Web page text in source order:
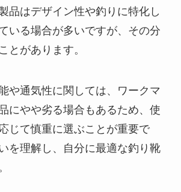
品はデザイン性や釣りに特化し
いる場合が多いですが、その分
とがあります。
や通気性に関しては、ワークマ
にやや劣る場合もあるため、使
じて慎重に選ぶことが重要で
を理解し、自分に最適な釣り靴